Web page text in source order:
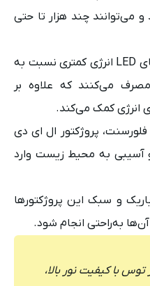
و می‌توانند چند هزار تا حتی
پروژکتورهای LED انرژی کمتری نسبت به
می‌کنند که علاوه بر
انرژی کمک می‌کند.
پروژکتور ال ای دی
آسیبی به محیط زیست وارد
و سبک این پروژکتورها
به‌راحتی انجام شود.
با کیفیت نور بالا،